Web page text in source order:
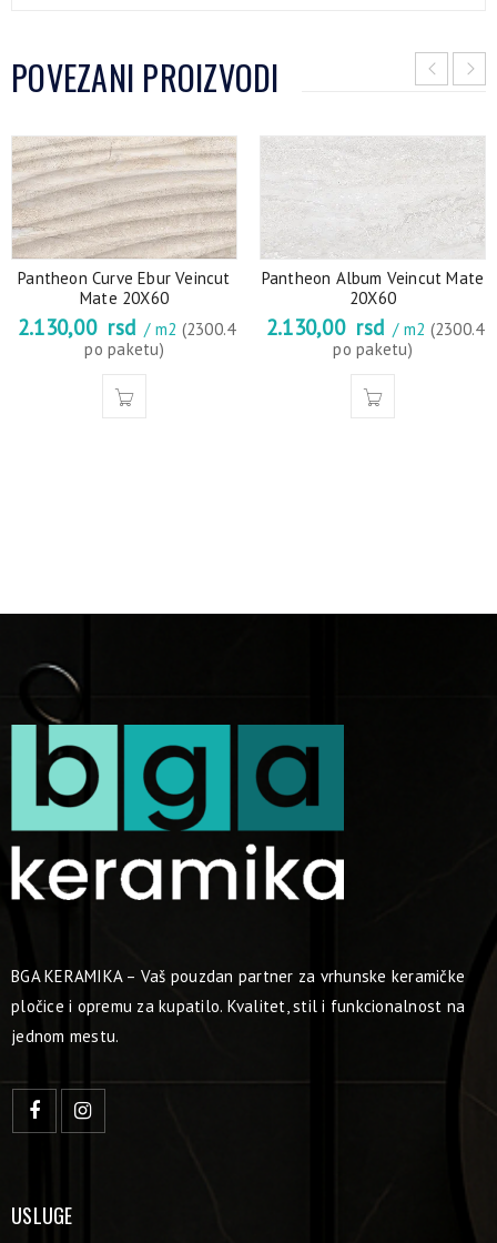
POVEZANI PROIZVODI
Pantheon Curve Ebur Veincut
Mate 20X60
2.130,00 rsd / m2 (2300.4
po paketu)
Pantheon Album Veincut Mate
20X60
2.130,00 rsd / m2 (2300.4
po paketu)
BGA KERAMIKA – Vaš pouzdan partner za vrhunske keramičke
pločice i opremu za kupatilo. Kvalitet, stil i funkcionalnost na
jednom mestu.
USLUGE